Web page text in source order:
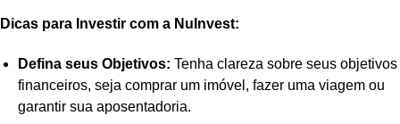
Dicas para Investir com a NuInvest:
Defina seus Objetivos: Tenha clareza sobre seus objetivos
financeiros, seja comprar um imóvel, fazer uma viagem ou
garantir sua aposentadoria.